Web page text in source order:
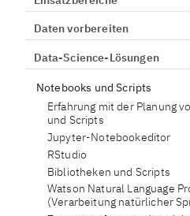
Daten vorbereiten
Data-Science-Lösungen
Notebooks und Scripts
Erfahrung mit der Planung
und Scripts
Jupyter-Notebookeditor
RStudio
Bibliotheken und Scripts
Watson Natural Language
(Verarbeitung natürlicher